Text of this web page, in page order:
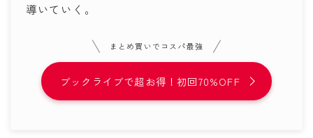
導いていく。
まとめ買いでコスパ最強
ブックライブで超お得！初回70%OFF